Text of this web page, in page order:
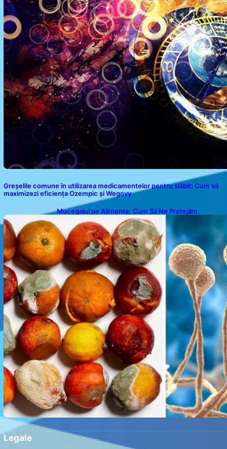
Greșelile comune în utilizarea medicamentelor pentru slăbit: Cum să
maximizezi eficiența Ozempic și Wegovy
Mucegaiul pe Alimente: Cum Să Ne Protejăm
Legale